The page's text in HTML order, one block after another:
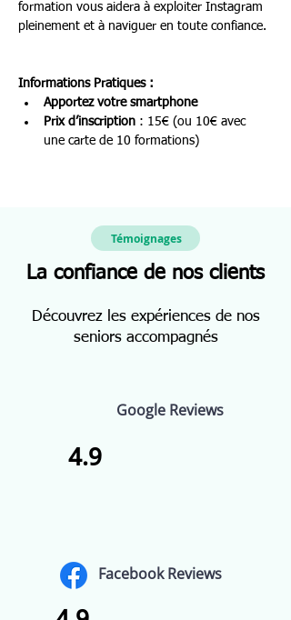
formation vous aidera à exploiter Instagram
pleinement et à naviguer en toute confiance.
Informations Pratiques :
Apportez votre smartphone
Prix d’inscription : 15€ (ou 10€ avec
une carte de 10 formations)
Témoignages
La confiance de nos clients
Découvrez les expériences de nos
seniors accompagnés
Google Reviews
4.9
Facebook Reviews